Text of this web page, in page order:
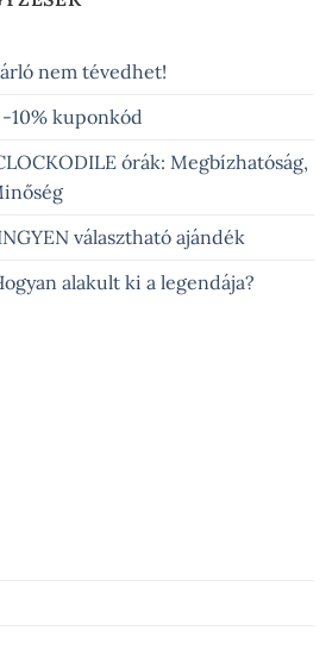
nem tévedhet!
10% kuponkód
órák: Megbízhatóság,
választható ajándék
alakult ki a legendája?